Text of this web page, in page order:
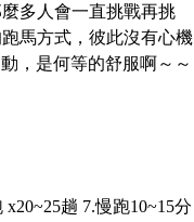
多人會一直挑戰再挑
馬方式，彼此沒有心機
，是何等的舒服啊～～
趟 7.慢跑10~15分